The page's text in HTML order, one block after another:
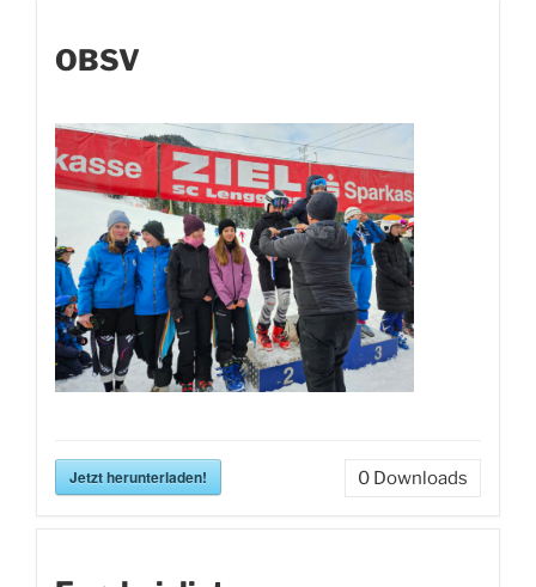
OBSV
Jetzt herunterladen! 0 Downloads